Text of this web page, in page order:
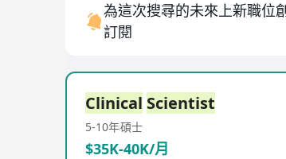
為這次搜尋的未來上新職位
訂閱
Clinical Scientist
5-10年碩士
$35K-40K/月